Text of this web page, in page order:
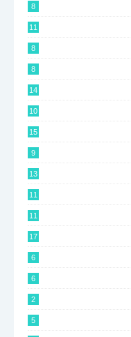
8
11
8
8
14
10
15
9
13
11
11
17
6
6
2
5